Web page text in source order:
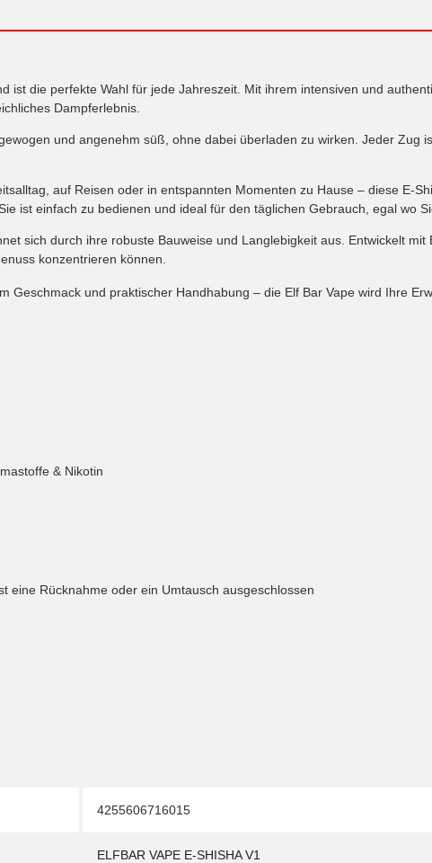
4255606716015
ELFBAR VAPE E-SHISHA V1
ist die perfekte Wahl für jede Jahreszeit. Mit ihrem intensiven und
Dampferlebnis.
und angenehm süß, ohne dabei überladen zu wirken. Jeder Zug
auf Reisen oder in entspannten Momenten zu Hause – diese E-
ist einfach zu bedienen und ideal für den täglichen Gebrauch, egal wo
sich durch ihre robuste Bauweise und Langlebigkeit aus. Entwickelt
konzentrieren können.
Geschmack und praktischer Handhabung – die Elf Bar Vape wird Ihre
& Nikotin
eine Rücknahme oder ein Umtausch ausgeschlossen